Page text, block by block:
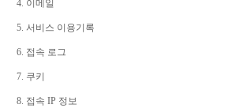
4. 이메일
5. 서비스 이용기록
6. 접속 로그
7. 쿠키
8. 접속IP 정보